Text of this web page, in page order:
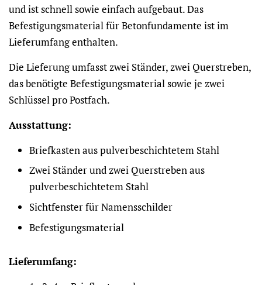
und ist schnell sowie einfach aufgebaut. Das
Befestigungsmaterial für Betonfundamente ist im
Lieferumfang enthalten.
Die Lieferung umfasst zwei Ständer, zwei Querstreben,
das benötigte Befestigungsmaterial sowie je zwei
Schlüssel pro Postfach.
Ausstattung:
Briefkasten aus pulverbeschichtetem Stahl
Zwei Ständer und zwei Querstreben aus
pulverbeschichtetem Stahl
Sichtfenster für Namensschilder
Befestigungsmaterial
Lieferumfang: